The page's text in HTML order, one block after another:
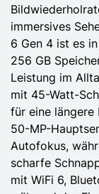
immersives
6 Gen 4 ist es
256 GB
Leistung im
mit 45-Watt-
für eine
50-MP-
Autofokus,
scharfe
mit WiFi 6,